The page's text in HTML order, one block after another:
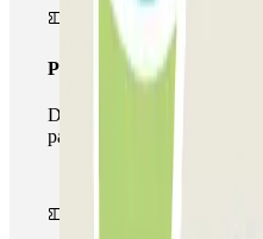
Pass multiparking
Durante il tuo soggiorno
parcheggi disponibili su